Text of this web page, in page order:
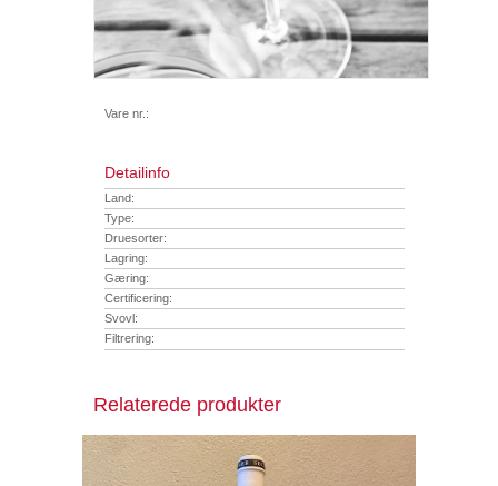
Vare nr.:
Detailinfo
Land:
Type:
Druesorter:
Lagring:
Gæring:
Certificering:
Svovl:
Filtrering:
Relaterede produkter